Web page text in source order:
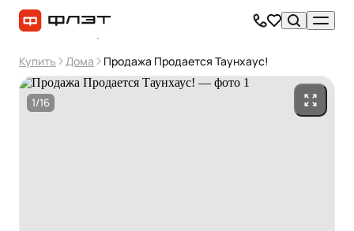
Купить Дома Продажа Продается Таунхаус!
1/16